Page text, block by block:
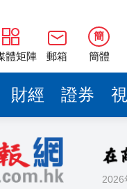
體矩陣 郵箱
簡
簡體
財經 證券
2026
有片丨外交部回應特
50餘位頂尖專家共話時
海南澄邁文儒煥新升
2025年海南儋州以舊
山東26戶省屬國企去